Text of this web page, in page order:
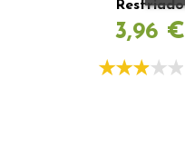
Resfriado
3,96 €